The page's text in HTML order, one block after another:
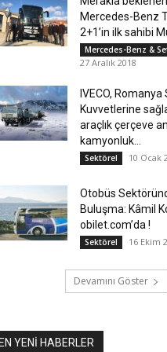
Mercedes-Benz
2+1’in ilk sahibi
Mercedes-Benz &
27 Aralık 2018
IVECO, Romanya
Kuvvetlerine
araçlık çerçeve
kamyonluk...
Sektörel 10 Ocak
Otobüs
Buluşma: Kâmil
obilet.com’da !
Sektörel 16 Ekim
Devamını Göster
YENİ HABERLER